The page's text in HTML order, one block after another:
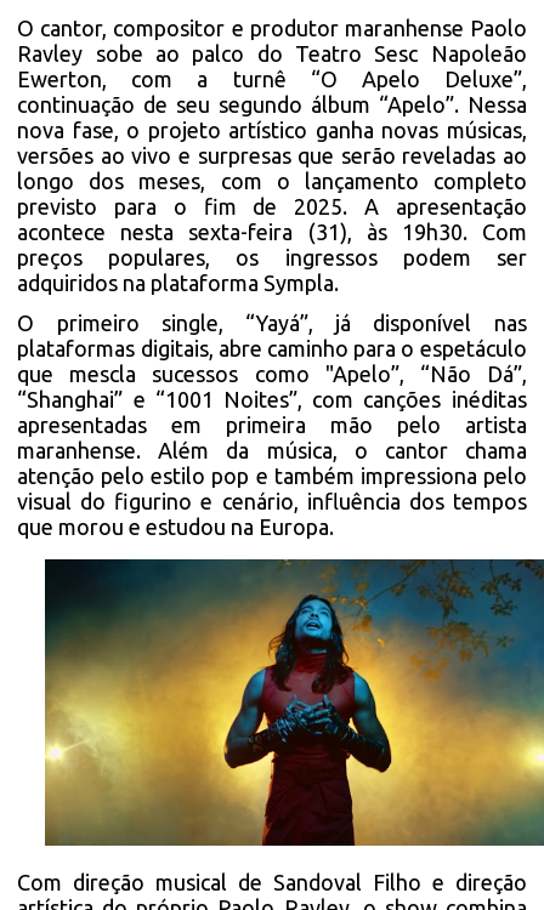
O cantor, compositor e produtor maranhense Paolo
Ravley sobe ao palco do Teatro Sesc Napoleão
Ewerton, com a turnê “O Apelo Deluxe”,
continuação de seu segundo álbum “Apelo”. Nessa
nova fase, o projeto artístico ganha novas músicas,
versões ao vivo e surpresas que serão reveladas ao
longo dos meses, com o lançamento completo
previsto para o fim de 2025. A apresentação
acontece nesta sexta-feira (31), às 19h30. Com
preços populares, os ingressos podem ser
adquiridos na plataforma Sympla.
O primeiro single, “Yayá”, já disponível nas
plataformas digitais, abre caminho para o espetáculo
que mescla sucessos como "Apelo”, “Não Dá”,
“Shanghai” e “1001 Noites”, com canções inéditas
apresentadas em primeira mão pelo artista
maranhense. Além da música, o cantor chama
atenção pelo estilo pop e também impressiona pelo
visual do figurino e cenário, influência dos tempos
que morou e estudou na Europa.
Com direção musical de Sandoval Filho e direção